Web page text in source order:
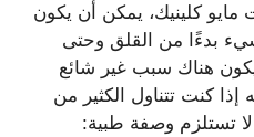
مايو كلينيك، يمكن أن يكون
بدءًا من القلق وحتى
هناك سبب غير شائع
كنت تتناول الكثير من
تستلزم وصفة طبية: